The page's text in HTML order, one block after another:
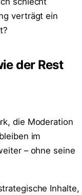
verträgt ein
der Rest
die Moderation
im
– ohne seine
Inhalte,